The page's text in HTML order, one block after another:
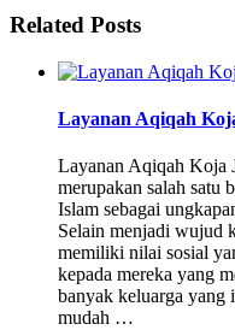
Related Posts
Layanan Aqiqah
Layanan Aqiqah Koja
merupakan salah satu
Islam sebagai
Selain menjadi wujud
memiliki nilai sosial
kepada mereka yang
banyak keluarga yang
mudah …